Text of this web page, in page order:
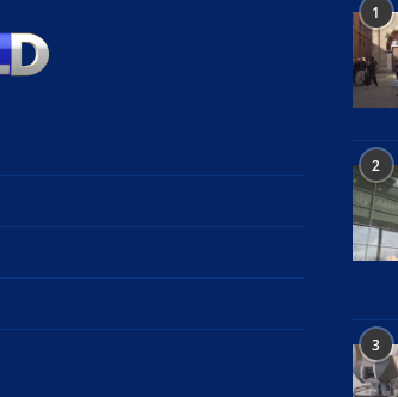
1
2
3